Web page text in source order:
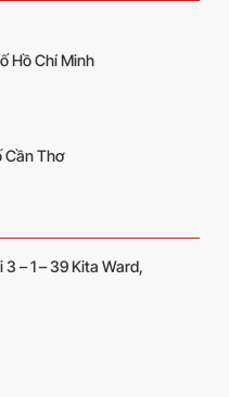
Hồ Chí Minh
Cần Thơ
– 1 – 39 Kita Ward,